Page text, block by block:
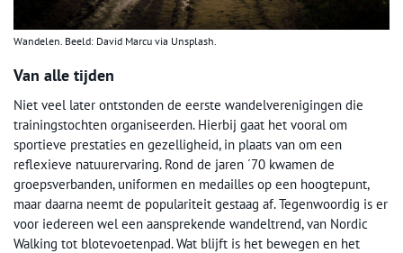
Wandelen. Beeld: David Marcu via Unsplash.
Van alle tijden
Niet veel later ontstonden de eerste wandelverenigingen die
trainingstochten organiseerden. Hierbij gaat het vooral om
sportieve prestaties en gezelligheid, in plaats van om een
reflexieve natuurervaring. Rond de jaren ´70 kwamen de
groepsverbanden, uniformen en medailles op een hoogtepunt,
maar daarna neemt de populariteit gestaag af. Tegenwoordig is er
voor iedereen wel een aansprekende wandeltrend, van Nordic
Walking tot blotevoetenpad. Wat blijft is het bewegen en het